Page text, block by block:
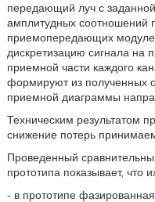
передающий луч с
амплитудных соотношений
приемопередающих
дискретизацию сигнала на
приемной части каждого
формируют из полученных
приемной диаграммы
Техническим результатом
снижение потерь
Проведенный
прототипа показывает, что
- в прототипе